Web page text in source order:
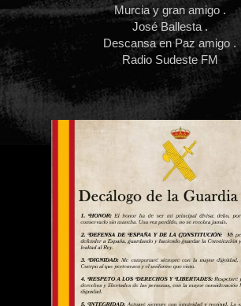
Murcia y gran amigo .
José Ballesta .
Descansa en Paz amigo .
Radio Sudeste FM